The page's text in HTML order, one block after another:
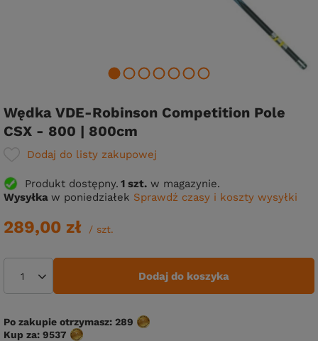
Wędka VDE-Robinson Competition Pole
CSX - 800 | 800cm
Dodaj do listy zakupowej
Produkt dostępny 1 szt. w magazynie.
Wysyłka w poniedziałek Sprawdź czasy i koszty wysyłki
289,00 zł / szt.
Dodaj do koszyka
Po zakupie otrzymasz: 289
Kup za: 9537